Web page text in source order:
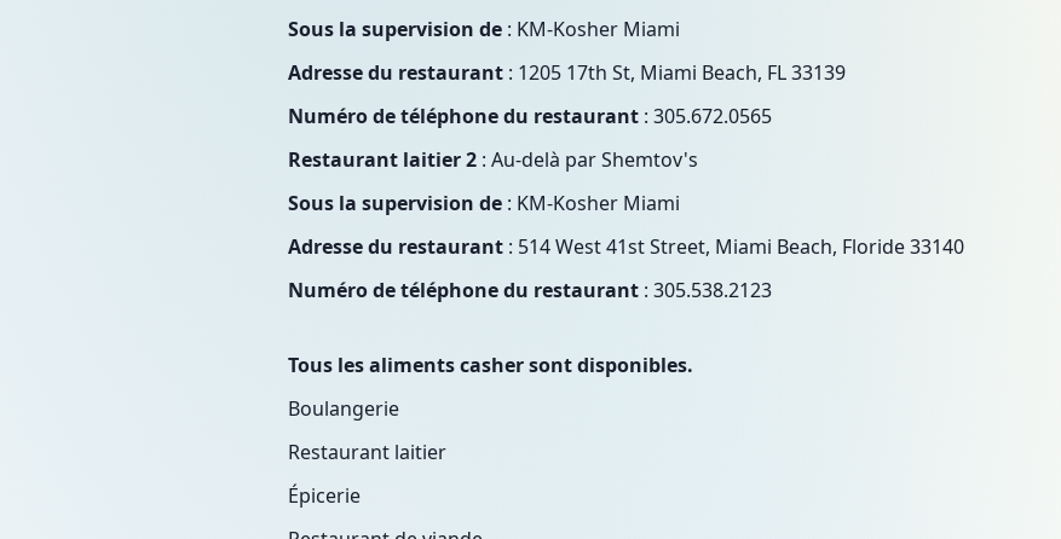
Sous la supervision de : KM-Kosher Miami
Adresse du restaurant : 1205 17th St, Miami Beach, FL 33139
Numéro de téléphone du restaurant : 305.672.0565
Restaurant laitier 2 : Au-delà par Shemtov's
Sous la supervision de : KM-Kosher Miami
Adresse du restaurant : 514 West 41st Street, Miami Beach, Floride 33140
Numéro de téléphone du restaurant : 305.538.2123
Tous les aliments casher sont disponibles.
Boulangerie
Restaurant laitier
Épicerie